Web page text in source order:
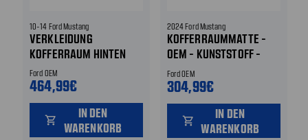
10-14 Ford Mustang
VERKLEIDUNG
KOFFERRAUM HINTEN
Ford OEM
464,99€
shopping_cart
IN DEN
WARENKORB
2024 Ford Mustang
KOFFERRAUMMATTE -
OEM - KUNSTSTOFF -
MUSTANG SCHRIFTZUG -
OHNE SUBWOOFER
Ford OEM
304,99€
shopping_cart
IN DEN
WARENKORB